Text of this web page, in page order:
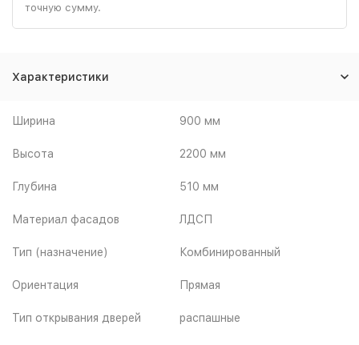
точную сумму.
Характеристики
Ширина 900 мм
Высота 2200 мм
Глубина 510 мм
Материал фасадов ЛДСП
Тип (назначение) Комбинированный
Ориентация Прямая
Тип открывания дверей распашные